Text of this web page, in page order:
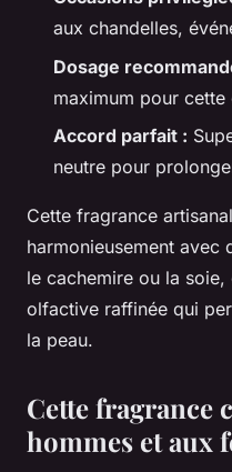
aux chandelles,
Dosage
maximum pour
Accord parfait :
neutre pour
Cette fragrance
harmonieusement avec
le cachemire ou la
olfactive raffinée qui
la peau.
Cette fragrance
hommes et aux